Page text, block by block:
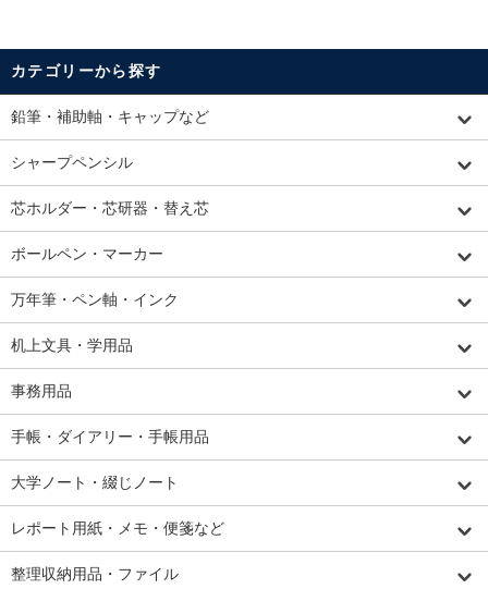
カテゴリーから探す
鉛筆・補助軸・キャップなど
シャープペンシル
芯ホルダー・芯研器・替え芯
ボールペン・マーカー
万年筆・ペン軸・インク
机上文具・学用品
事務用品
手帳・ダイアリー・手帳用品
大学ノート・綴じノート
レポート用紙・メモ・便箋など
整理収納用品・ファイル